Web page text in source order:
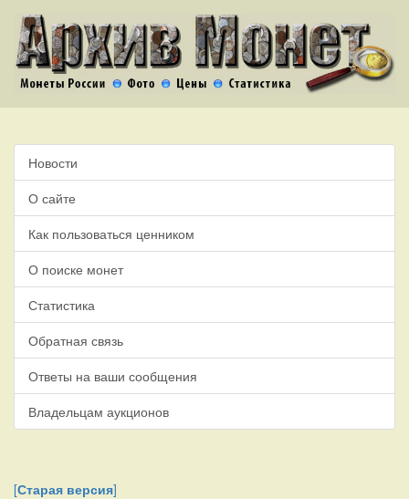
Новости
О сайте
Как пользоваться ценником
О поиске монет
Статистика
Обратная связь
Ответы на ваши сообщения
Владельцам аукционов
[Старая версия]